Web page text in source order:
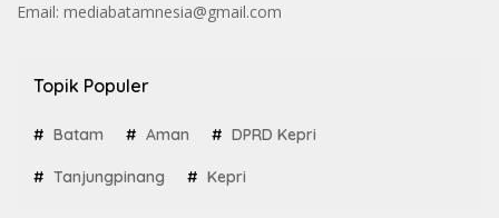
Email: mediabatamnesia@gmail.com
Topik Populer
Batam Aman DPRD Kepri
Tanjungpinang Kepri